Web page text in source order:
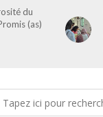
du
(as)